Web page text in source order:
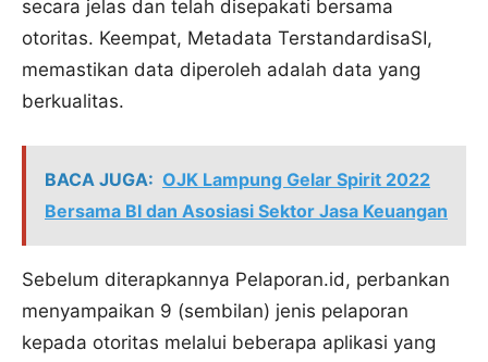
secara jelas dan telah disepakati bersama
otoritas. Keempat, Metadata TerstandardisaSI,
memastikan data diperoleh adalah data yang
berkualitas.
BACA JUGA: OJK Lampung Gelar Spirit 2022
Bersama BI dan Asosiasi Sektor Jasa Keuangan
Sebelum diterapkannya Pelaporan.id, perbankan
menyampaikan 9 (sembilan) jenis pelaporan
kepada otoritas melalui beberapa aplikasi yang